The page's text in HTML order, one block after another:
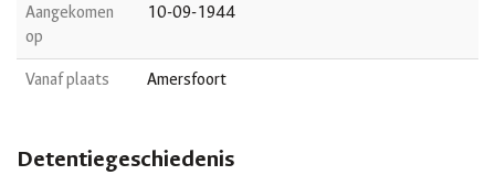
Aangekomen
op
10-09-1944
Vanaf plaats Amersfoort
Detentiegeschiedenis